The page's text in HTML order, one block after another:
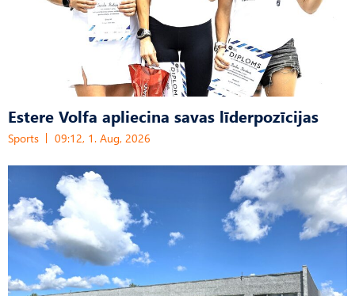
Estere Volfa apliecina savas līderpozīcijas
Sports 09:12, 1. Aug, 2026